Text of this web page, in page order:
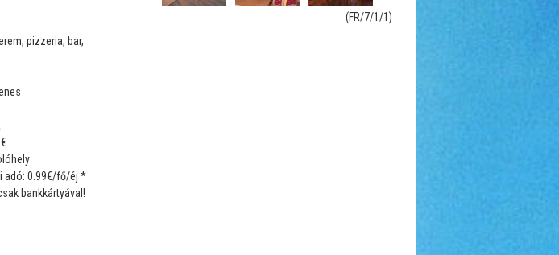
pizzeria, bar,
adó: 0.99€/fő/éj *
bankkártyával!
(FR/7/1/1)